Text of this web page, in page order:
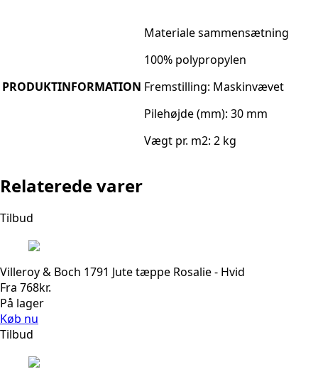
PRODUKTINFORMATION
Materiale sammensætning
100% polypropylen
Fremstilling: Maskinvævet
Pilehøjde (mm): 30 mm
Vægt pr. m2: 2 kg
Relaterede varer
Tilbud
Villeroy & Boch 1791 Jute tæppe Rosalie - Hvid
Fra 768kr.
På lager
Køb nu
Tilbud